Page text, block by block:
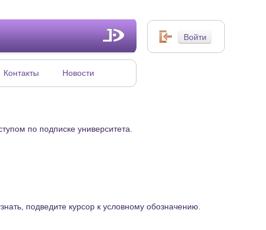
Контакты Новости
по подписке университета.
подведите курсор к условному обозначению.